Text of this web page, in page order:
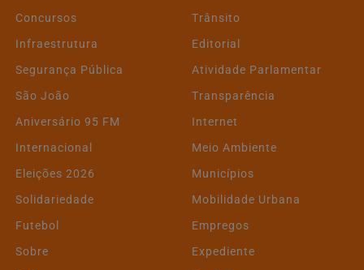
Concursos
Trânsito
Infraestrutura
Editorial
Segurança Pública
Atividade Parlamentar
São João
Transparência
Aniversário 95 FM
Internet
Internacional
Meio Ambiente
Eleições 2026
Municípios
Solidariedade
Mobilidade Urbana
Futebol
Empregos
Sobre
Expediente